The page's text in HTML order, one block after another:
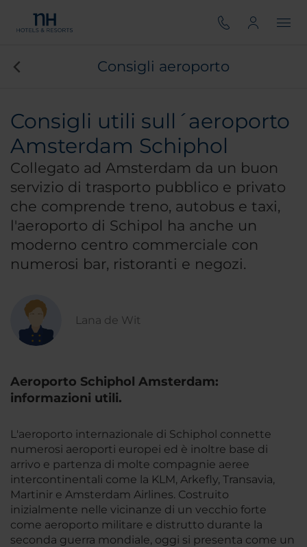
Consigli aeroporto
Consigli utili sull´aeroporto
Amsterdam Schiphol
Collegato ad Amsterdam da un buon
servizio di trasporto pubblico e privato
che comprende treno, autobus e taxi,
l'aeroporto di Schipol ha anche un
moderno centro commerciale con
numerosi bar, ristoranti e negozi.
Lana de Wit
Aeroporto Schiphol Amsterdam:
informazioni utili.
L'aeroporto internazionale di Schiphol connette
numerosi aeroporti europei ed è inoltre base di
arrivo e partenza di molte compagnie aeree
intercontinentali come la KLM, Arkefly, Transavia,
Martinir e Amsterdam Airlines. Costruito
inizialmente nelle vicinanze di un vecchio forte
come aeroporto militare e distrutto durante la
seconda guerra mondiale, oggi si presenta come un